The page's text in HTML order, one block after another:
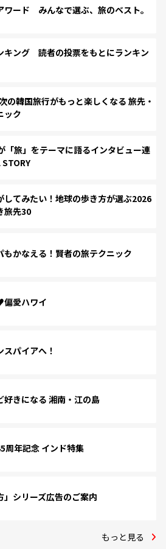
ワード みんなで選ぶ、旅のベスト。
キング 読者の投票をもとにランキン
韓国旅行がもっと楽しくなる 旅先・
ック
「旅」をテーマに語るインタビュー連
STORY
してみたい！地球の歩き方が選ぶ2026
旅先30
もかなえる！賢者の旅テクニック
愛ハワイ
パイアへ！
好きになる 湘南・江の島
周年記念 インド特集
」シリーズ広告のご案内
もっと見る